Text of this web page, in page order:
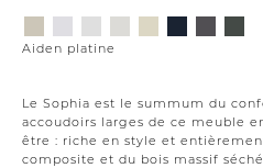
Le Sophia est le summum du
accoudoirs larges de ce meuble
être : riche en style et
composite et du bois massif
Variations
platine
neigeargenture
poussière
Aiden platine